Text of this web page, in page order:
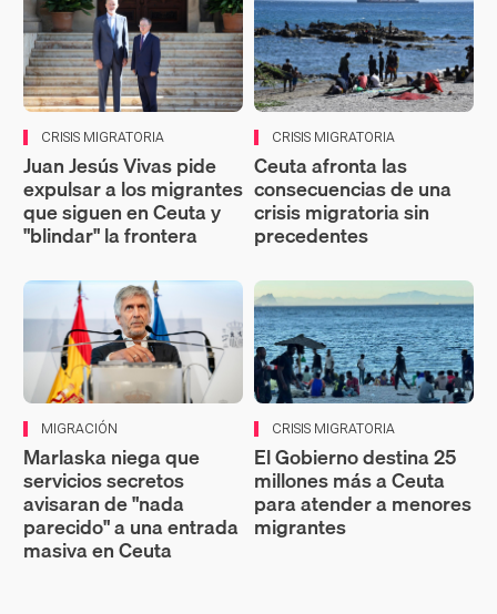
CRISIS MIGRATORIA
Juan Jesús Vivas pide
expulsar a los migrantes
que siguen en Ceuta y
"blindar" la frontera
CRISIS MIGRATORIA
Ceuta afronta las
consecuencias de una
crisis migratoria sin
precedentes
MIGRACIÓN
Marlaska niega que
servicios secretos
avisaran de "nada
parecido" a una entrada
masiva en Ceuta
CRISIS MIGRATORIA
El Gobierno destina 25
millones más a Ceuta
para atender a menores
migrantes